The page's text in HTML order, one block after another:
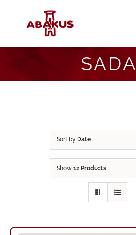
content
SADA
Sort by Date
Show 12 Products